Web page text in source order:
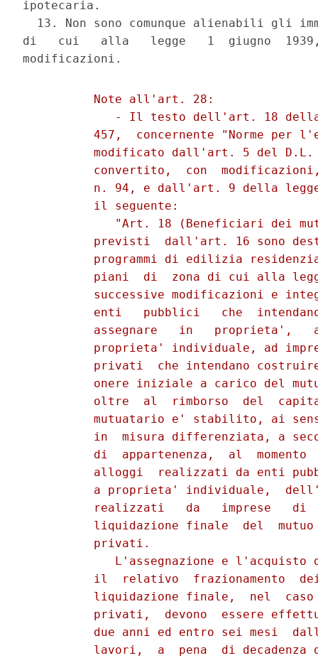
ipotecaria.
13. Non sono comunque alienabili gli
di   cui   alla   legge   1  giugno
          Note all'art. 28:
- Il testo dell'art. 18
457,  concernente "Norme per
modificato dall'art. 5 del
convertito,  con
n. 94, e dall'art. 9 della
          il seguente:
"Art. 18 (Beneficiari dei
previsti  dall'art. 16 sono
programmi di edilizia
piani  di  zona di cui alla
successive modificazioni e
enti   pubblici   che
assegnare   in   proprieta',
proprieta' individuale, ad
privati  che intendano
onere iniziale a carico del
oltre  al  rimborso  del
mutuatario e' stabilito, ai
in  misura differenziata, a
di  appartenenza,  al  momento
alloggi  realizzati da enti
a proprieta' individuale,
realizzati   da   imprese   di
liquidazione finale  del
          privati.
L'assegnazione e l'acquisto
il  relativo  frazionamento
liquidazione finale,  nel
privati,  devono  essere
due anni ed entro sei mesi
lavori,  a  pena  di decadenza